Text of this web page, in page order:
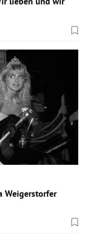
Weigerstorfer